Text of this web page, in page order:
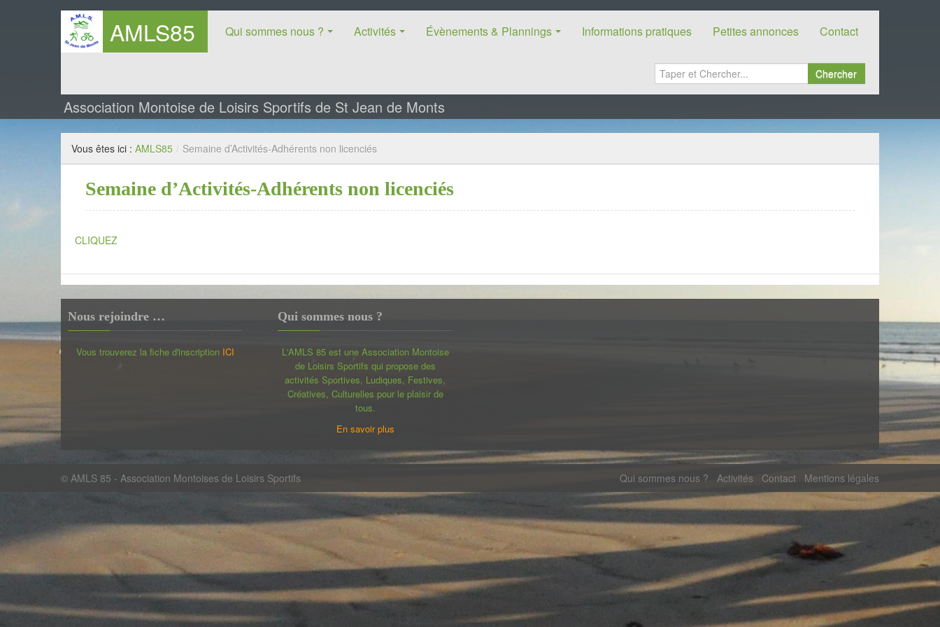
AMLS85 Qui sommes nous ? Activités Évènements & Plannings Informations pratiques Petites annonces Contact
Chercher
Association Montoise de Loisirs Sportifs de St Jean de Monts
Vous êtes ici : AMLS85 / Semaine d’Activités-Adhérents non licenciés
Semaine d’Activités-Adhérents non licenciés
CLIQUEZ
Nous rejoindre …
Vous trouverez la fiche d'inscription ICI
Qui sommes nous ?
L'AMLS 85 est une Association Montoise
de Loisirs Sportifs qui propose des
activités Sportives, Ludiques, Festives,
Créatives, Culturelles pour le plaisir de
tous.
En savoir plus
© AMLS 85 - Association Montoises de Loisirs Sportifs Qui sommes nous ? Activités Contact Mentions légales